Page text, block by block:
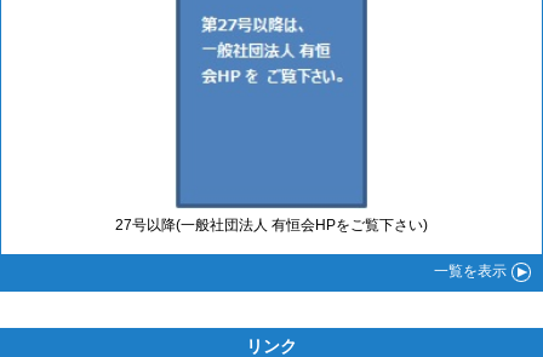
27号以降(一般社団法人 有恒会HPをご覧下さい)
一覧を表示
リンク